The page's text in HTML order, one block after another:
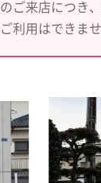
のご来店につき
ご利用はできませ